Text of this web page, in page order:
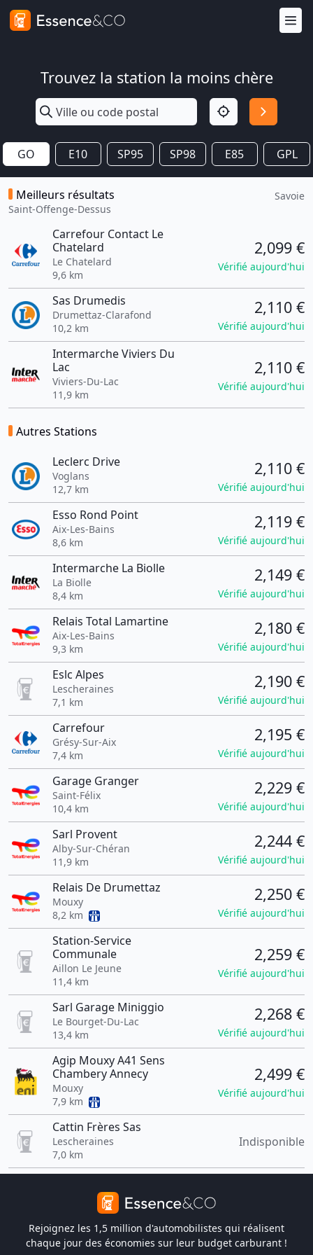
Trouvez la station la moins chère
GO E10 SP95 SP98 E85 GPL
Meilleurs résultats
Saint-Offenge-Dessus
Savoie
Carrefour Contact Le
Chatelard
Le Chatelard
9,6 km
2,099 €
Vérifié aujourd'hui
Sas Drumedis
Drumettaz-Clarafond
10,2 km
2,110 €
Vérifié aujourd'hui
Intermarche Viviers Du
Lac
Viviers-Du-Lac
11,9 km
2,110 €
Vérifié aujourd'hui
Autres Stations
Leclerc Drive
Voglans
12,7 km
2,110 €
Vérifié aujourd'hui
Esso Rond Point
Aix-Les-Bains
8,6 km
2,119 €
Vérifié aujourd'hui
Intermarche La Biolle
La Biolle
8,4 km
2,149 €
Vérifié aujourd'hui
Relais Total Lamartine
Aix-Les-Bains
9,3 km
2,180 €
Vérifié aujourd'hui
Eslc Alpes
Lescheraines
7,1 km
2,190 €
Vérifié aujourd'hui
Carrefour
Grésy-Sur-Aix
7,4 km
2,195 €
Vérifié aujourd'hui
Garage Granger
Saint-Félix
10,4 km
2,229 €
Vérifié aujourd'hui
Sarl Provent
Alby-Sur-Chéran
11,9 km
2,244 €
Vérifié aujourd'hui
Relais De Drumettaz
Mouxy
8,2 km
2,250 €
Vérifié aujourd'hui
Station-Service
Communale
Aillon Le Jeune
11,4 km
2,259 €
Vérifié aujourd'hui
Sarl Garage Miniggio
Le Bourget-Du-Lac
13,4 km
2,268 €
Vérifié aujourd'hui
Agip Mouxy A41 Sens
Chambery Annecy
Mouxy
7,9 km
2,499 €
Vérifié aujourd'hui
Cattin Frères Sas
Lescheraines
7,0 km
Indisponible
Rejoignez les 1,5 million d'automobilistes qui réalisent
chaque jour des économies sur leur budget carburant !